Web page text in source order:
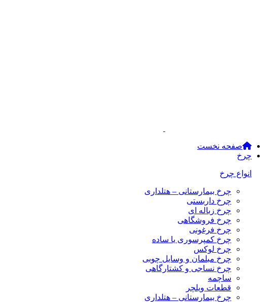
صفحه نخست
چرخ
انواع چرخ
چرخ بیمارستانی – هتلداری
چرخ داربستی
چرخ زباله ای
چرخ فروشگاهی
چرخ فرغونی
چرخ کمپرسوری یا ساده
چرخ لوکس
چرخ مبلمان و وسایل چوبی
چرخ نساجی و کشتارگاهی
ساچمه
قطعات ویلچر
چرخ بیمارستانی – هتلداری